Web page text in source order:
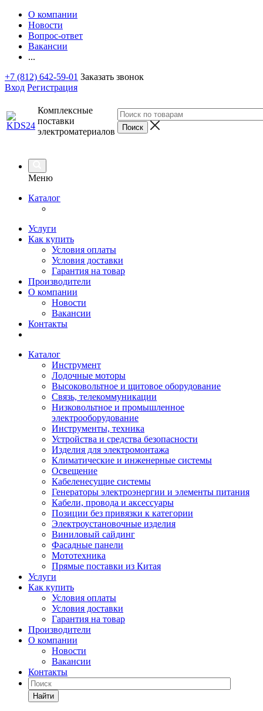
О компании
Новости
Вопрос-ответ
Вакансии
...
+7 (812) 642-59-01 Заказать звонок
Вход Регистрация
Комплексные
поставки
электроматериалов
Меню
Каталог
Услуги
Как купить
Условия оплаты
Условия доставки
Гарантия на товар
Производители
О компании
Новости
Вакансии
Контакты
Каталог
Инструмент
Лодочные моторы
Высоковольтное и щитовое оборудование
Связь, телекоммуникации
Низковольтное и промышленное
электрооборудование
Инструменты, техника
Устройства и средства безопасности
Изделия для электромонтажа
Климатические и инженерные системы
Освещение
Кабеленесущие системы
Генераторы электроэнергии и элементы питания
Кабели, провода и аксессуары
Позиции без привязки к категории
Электроустановочные изделия
Виниловый сайдинг
Фасадные панели
Мототехника
Прямые поставки из Китая
Услуги
Как купить
Условия оплаты
Условия доставки
Гарантия на товар
Производители
О компании
Новости
Вакансии
Контакты
Найти